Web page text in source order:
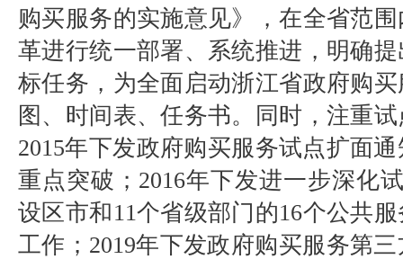
购买服务的实施意见》，在全省范
革进行统一部署、系统推进，明确
标任务，为全面启动浙江省政府购
图、时间表、任务书。同时，注重
2015年下发政府购买服务试点扩面
重点突破； 2016年下发进一步深化
设区市和11个省级部门的16个公共
工作； 2019年下发政府购买服务第